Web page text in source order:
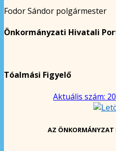
Fodor Sándor polgármester
Önkormányzati Hivatali
Tóalmási Figyelő
Aktuális szám:
AZ ÖNKORMÁNYZAT